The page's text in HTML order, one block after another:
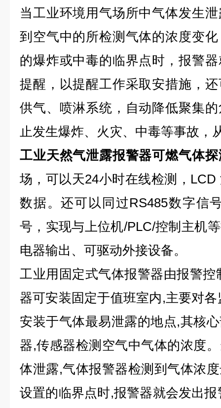
当工业环境用气场所中气体发生
到空气中的所检测气体的浓度变
的爆炸或中毒的临界点时，报警
提醒，以提醒工作采取安措施，
供气、喷淋系统，自动降低聚集
止发生爆炸、火灾、中毒等事故，
工业天然气泄露报警器可燃气体
场，可以天24小时在线检测，
数据。还可以同过RS485数字信
号，实现与上位机/PLC/控制主机
电器输出、可驱动外接设备。
工业用固定式气体报警器由报警
器可安装固定于值班室内,主要对
安装于气体最易泄露的地点,其核
器,传感器检测空气中气体的浓度
体泄露,气体报警器检测到气体浓
设置的临界点时,报警器就会发出